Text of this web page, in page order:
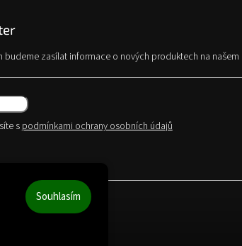
Souhlasím
budeme zasílat informace o nových produktech na našem
spodmínkami ochrany osobních údajů